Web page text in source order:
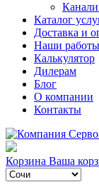
Каталог
Доставка и
Наши работы
Калькулятор
Дилерам
Блог
О компании
Контакты
Корзина Ваша